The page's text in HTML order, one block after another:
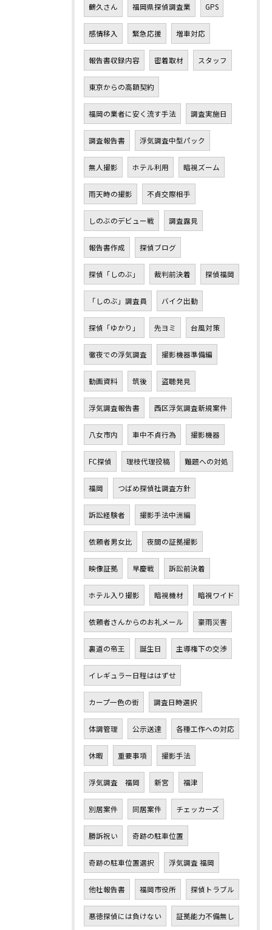
鶴久さん 福岡県探偵調査業 GPS
感情移入 緊急応援 増車対応
報告書収録内容 密着取材 スタッフ
東京からの高額契約
福岡の業者に安く流す手法 調査実施日
調査報告書 浮気調査中型パック
無人撮影 ホテル利用 暗視ズーム
雨天時の撮影 不貞交際相手
しのぶのデビュー戦 調査露見
報告書作成 探偵ブログ
探偵「しのぶ」 裁判前決着 探偵福岡
「しのぶ」調査員 バイク出動
探偵「ゆかり」 先ヨミ 台風対策
徹夜での浮気調査 撮影機器準備編
動画資料 筑後 盗聴発見
浮気調査報告書 西区浮気調査新規案件
八女市内 車中不貞行為 撮影機器
FC探偵 理枝代理投稿 難題への対処
福岡 つばめ探偵社調査方針
訴訟経験者 撮影手法中洲編
依頼者男女比 夜間の証拠撮影
映像証拠 早慶戦 訴訟前決着
ホテル入り撮影 暗視機材 暗視ワイド
依頼者さんからのお礼メール 豪雨災害
裏道の帝王 誕生日 主導権下の交渉
イレギュラー日程ははずせ
カープ一色の街 調査日時選択
体調管理 公示送達 各種工作への対応
休暇 重要事項 撮影手法
浮気調査 福岡 新宮 福津
別居案件 同居案件 チェッカーズ
勝訴祝い 奇跡の駐車位置
奇跡の駐車位置選択 浮気調査 福岡
他社報告書 福岡市役所 探偵トラブル
悪徳探偵には負けない 証拠能力不備無し